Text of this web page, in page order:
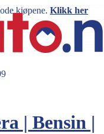
kjøpene. Klikk her
| Bensin |